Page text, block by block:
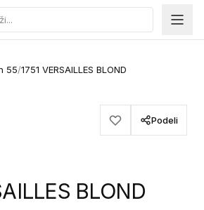
55/1751 VERSAILLES BLOND
Podeli
BLOND